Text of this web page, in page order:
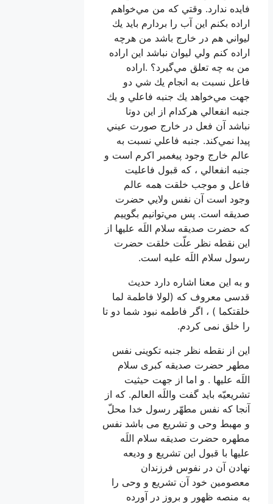
فايده ندارد. وقتي كه من مي‌خواهم
اراده بكنم اين آب را بردارم بايد يك
ليواني هم در خارج باشد من هرچه
اراده كنم ولي ليوان نباشد اين اراده
من به چه تعلق مي‌گيرد؟‌ .اراده
فاعل نسبت به انجام يك شي دو
جهت مي‌خواهد يك جنبه فاعلي و يك
جنبه انفعالي هركدام از اين دوتا
نباشد آن فعل در خارج صورت عيني
پيدا نمي‌كند. جنبه فاعلي نسبت به
عالم خارج وجود پيغمبر اكرم است و
جنبه انفعالي ، که قبول فاعلیت
فاعل و موجب خلقت همه عالم
وجود است آن نفس ولايي حضرت
صديقه است. پس مي‌توانيم بگوييم
كه حضرت صديقه سلام اللَه عليها از
اين نقطه نظر علّت خلقت حضرت
رسول سلام اللَه عليه است.
و به این معنا اشاره دارد حدیث
قدسی معروف که (لولا فاطمة لما
خلقتکما ) ، اگر فاطمه نبود شما دو تا
را خلق نمی کردم.
این از نقطه نظر جنبه تکوینی نفس
مطهر حضرت صدیقه کبری سلام
اللَه علیها . و اما از جهت حیثیت
تشریعیّه باید گفت واللَه العالم. که از
آنجا که نفس مطهّر رسول خدا محلّ
و مهبط وحی و تشریع می باشد نفس
مطهره حضرت صدیقه سلام اللَه
علیها با قبول این تشریع و ودیعه
نهادن آن در نفوس فرزندان
معصومین خود آن تشریع و وحی را
به منصه ظهور و بروز در آورده